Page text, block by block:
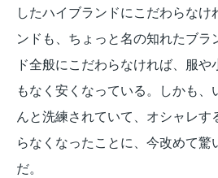
したハイブランドにこだわらなけ
ンドも、ちょっと名の知れたブラ
ド全般にこだわらなければ、服
もなく安くなっている。しかも、
んと洗練されていて、オシャレす
らなくなったことに、今改めて驚
だ。